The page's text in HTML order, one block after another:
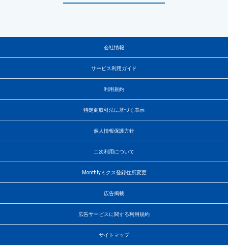
会社情報
サービス利用ガイド
利用規約
特定商取引法に基づく表示
個人情報保護方針
二次利用について
Monthlyミクス登録住所変更
広告掲載
広告サービスに関する利用規約
サイトマップ